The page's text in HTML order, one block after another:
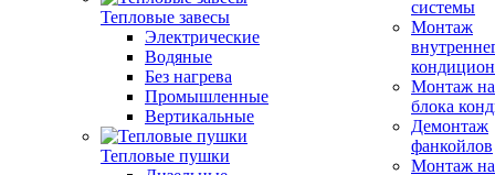
Тепловые завесы
Электрические
Водяные
Без нагрева
Промышленные
Вертикальные
Тепловые пушки
системы
Монтаж
Монтаж
блока
Демонтаж
фанкойлов
Монтаж